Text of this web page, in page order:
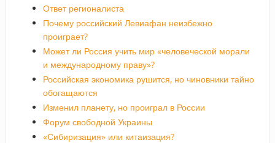
Ответ регионалиста
Почему российский Левиафан неизбежно
проиграет?
Может ли Россия учить мир «человеческой морали
и международному праву»?
Российская экономика рушится, но чиновники тайно
обогащаются
Изменил планету, но проиграл в России
Форум свободной Украины
«Сибиризация» или китаизация?